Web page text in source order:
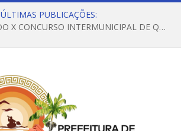
ÚLTIMAS PUBLICAÇÕES:
REGULAMENTO DO X CONCURSO INTERMUNICIPAL DE QUADRILHAS JUNINAS – 2026 – ARRAIÁ DA VENEZA